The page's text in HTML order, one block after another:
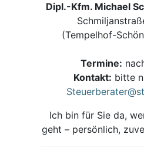
Dipl.-Kfm. Michael
(Tempelhof-
Termine:
Kontakt: bitte
Ich bin für Sie da,
geht – persönlich,